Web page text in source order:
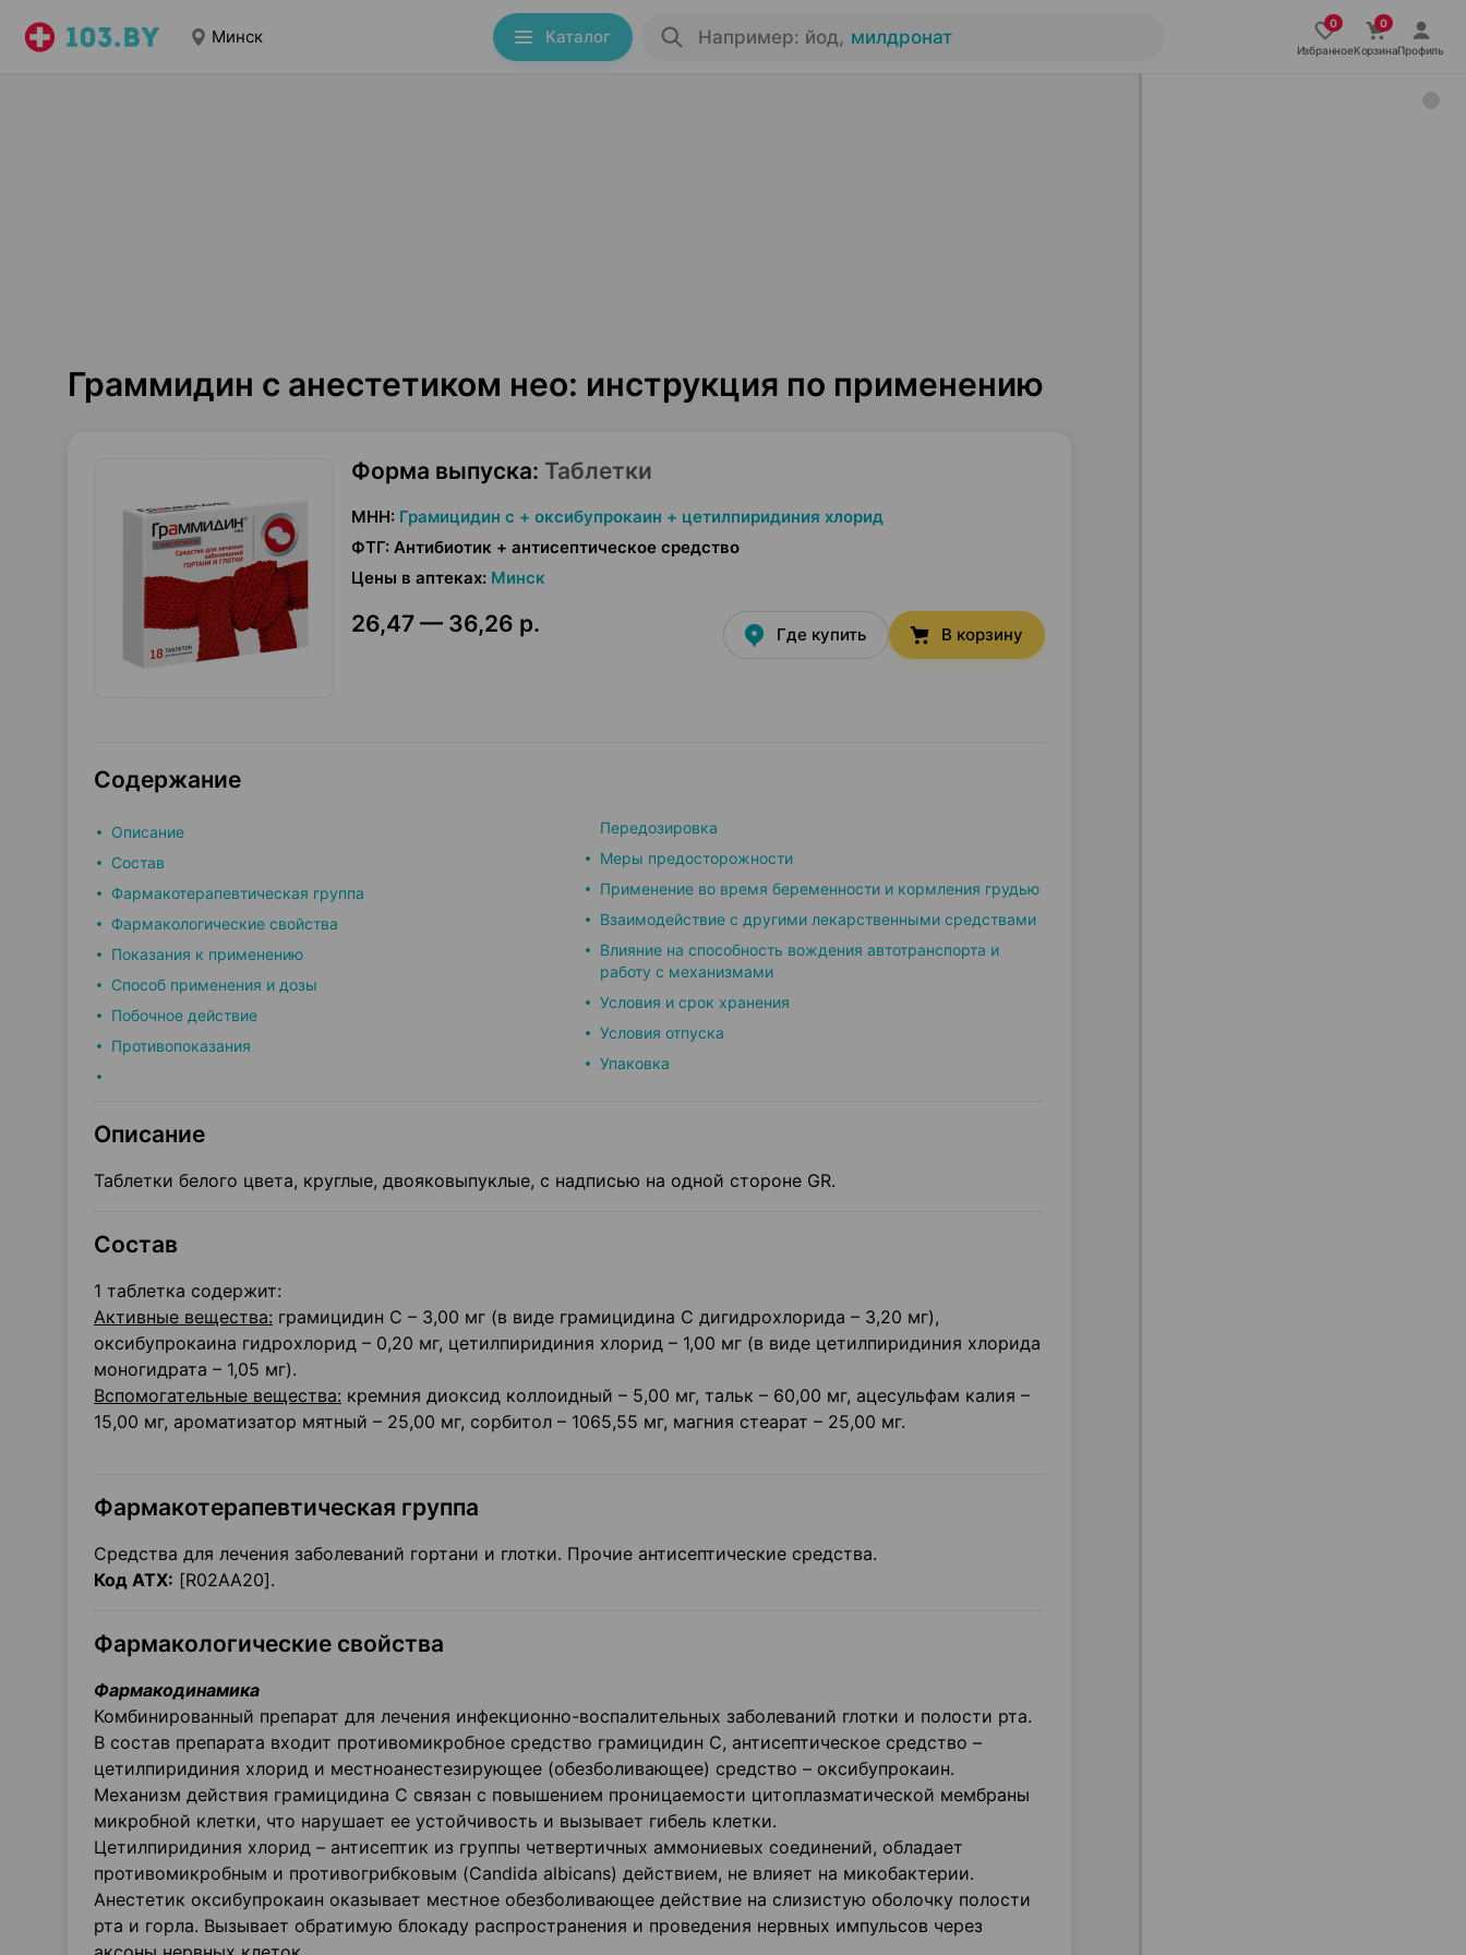
Минск Каталог Например: йод, милдронат
ИзбранноеКорзинаПрофиль
Граммидин с анестетиком нео: инструкция по применению
Форма выпуска: Таблетки
МНН: Грамицидин с + оксибупрокаин + цетилпиридиния хлорид
ФТГ: Антибиотик + антисептическое средство
Цены в аптеках: Минск
26,47 — 36,26 р. Где купить В корзину
Содержание
Описание
Состав
Фармакотерапевтическая группа
Фармакологические свойства
Показания к применению
Способ применения и дозы
Побочное действие
Противопоказания
Передозировка
Меры предосторожности
Применение во время беременности и кормления грудью
Взаимодействие с другими лекарственными средствами
Влияние на способность вождения автотранспорта и
работу с механизмами
Условия и срок хранения
Условия отпуска
Упаковка
Описание
Таблетки белого цвета, круглые, двояковыпуклые, с надписью на одной стороне GR.
Состав
1 таблетка содержит:
Активные вещества: грамицидин С – 3,00 мг (в виде грамицидина С дигидрохлорида – 3,20 мг),
оксибупрокаина гидрохлорид – 0,20 мг, цетилпиридиния хлорид – 1,00 мг (в виде цетилпиридиния хлорида
моногидрата – 1,05 мг).
Вспомогательные вещества: кремния диоксид коллоидный – 5,00 мг, тальк – 60,00 мг, ацесульфам калия –
15,00 мг, ароматизатор мятный – 25,00 мг, сорбитол – 1065,55 мг, магния стеарат – 25,00 мг.
Фармакотерапевтическая группа
Средства для лечения заболеваний гортани и глотки. Прочие антисептические средства.
Код АТХ: [R02AA20].
Фармакологические свойства
Фармакодинамика
Комбинированный препарат для лечения инфекционно-воспалительных заболеваний глотки и полости рта.
В состав препарата входит противомикробное средство грамицидин С, антисептическое средство –
цетилпиридиния хлорид и местноанестезирующее (обезболивающее) средство – оксибупрокаин.
Механизм действия грамицидина С связан с повышением проницаемости цитоплазматической мембраны
микробной клетки, что нарушает ее устойчивость и вызывает гибель клетки.
Цетилпиридиния хлорид – антисептик из группы четвертичных аммониевых соединений, обладает
противомикробным и противогрибковым (Candida albicans) действием, не влияет на микобактерии.
Анестетик оксибупрокаин оказывает местное обезболивающее действие на слизистую оболочку полости
рта и горла. Вызывает обратимую блокаду распространения и проведения нервных импульсов через